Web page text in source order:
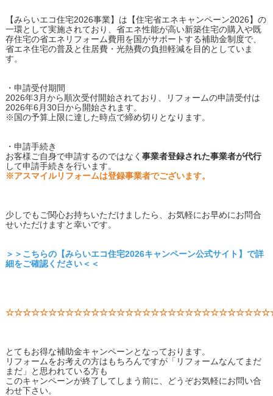
【みらいエコ住宅2026事業】は【住宅省エネキャンペーン2026】の
一環として実施されており、省エネ性能が高い新築住宅の購入や既
存住宅の省エネリフォーム費用を国がサポートする補助金制度で、
省エネ住宅の普及と住居費・光熱費の負担軽減を目的としていま
す。
・申請受付期間
2026年3月から順次受付開始されており、リフォームの申請受付は
2026年6月30日から開始されます。
※国の予算上限に達した時点で締め切りとなります。
・申請手続き
お客様ご自身で申請するのではなく 事業者登録された事業者が代行
して申請手続きを行います。
※アスマイルリフォームは登録事業者でございます。
少しでもご関心お持ちいただけましたら、お気軽にお早めにお問合
せいただけますと幸いです。
＞＞こちらの【みらいエコ住宅2026キャンペーン公式サイト】で詳
細をご確認ください＜＜
とてもお得な補助金キャンペーンとなっております。
リフォームをお考えの方はもちろんですが「リフォームなんてまだ
まだ」と思われている方も
このキャンペーンが終了してしまう前に、どうぞお気軽にお問い合
わせ下さい。